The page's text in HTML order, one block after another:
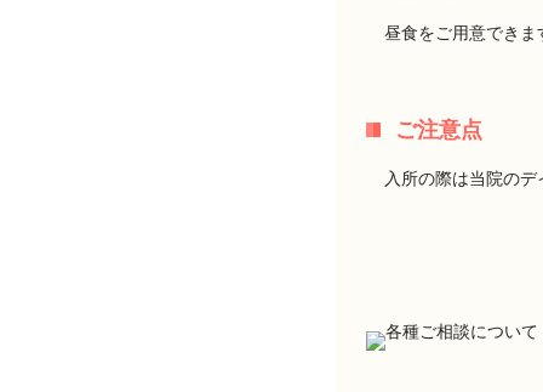
昼食をご用意できま
ご注意点
入所の際は当院の